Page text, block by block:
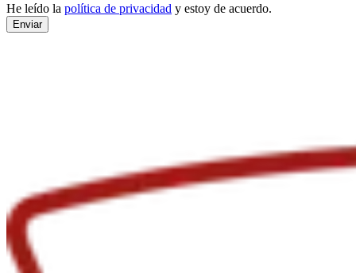
He leído la política de privacidad y estoy de acuerdo.
Enviar